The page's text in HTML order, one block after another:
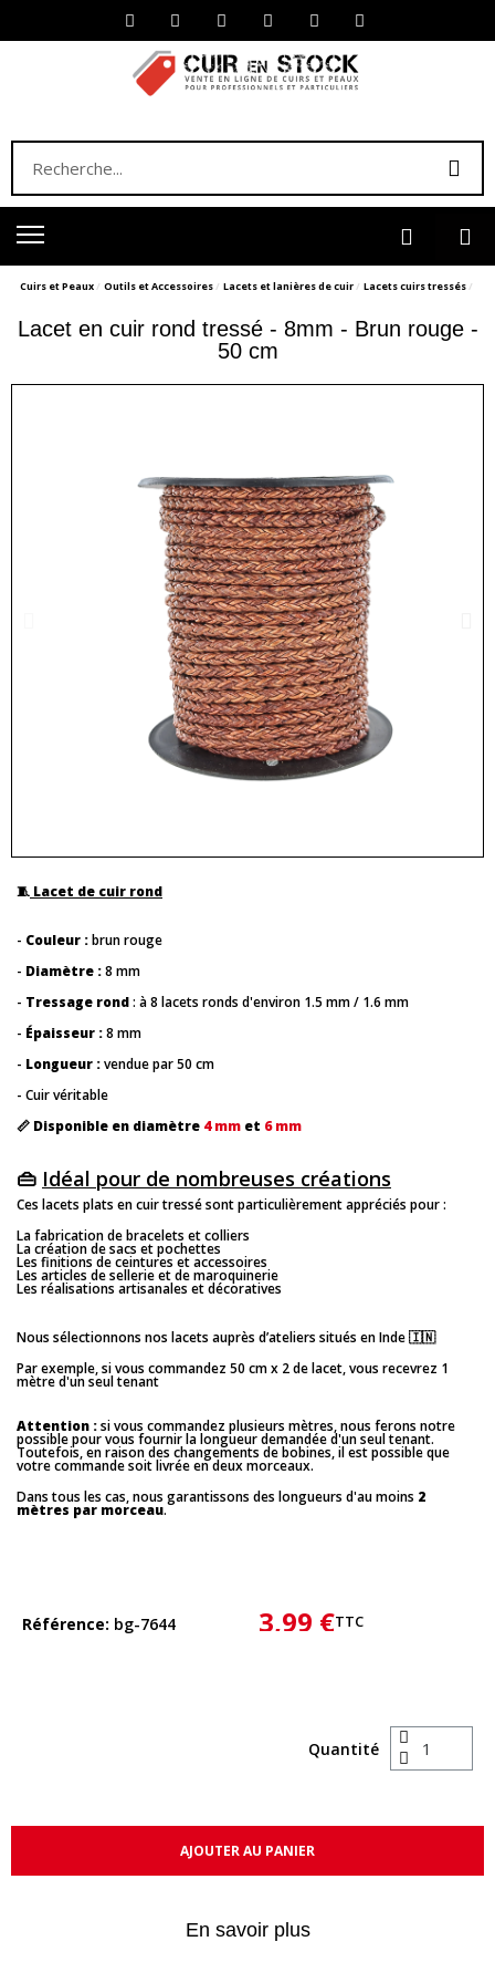
Cuirs et Peaux Outils et Accessoires Lacets et lanières de cuir Lacets cuirs tressés
Lacet en cuir rond tressé - 8mm - Brun rouge -
50 cm
🧵 Lacet de cuir rond
- Couleur :brun rouge
- Diamètre :8 mm
- Tressage rond: à 8 lacets ronds d'environ 1.5 mm / 1.6 mm
- Épaisseur :8 mm
- Longueur :vendue par 50 cm
- Cuir véritable
📏 Disponible en diamètre 4 mm et 6 mm
👜 Idéal pour de nombreuses créations
Ces lacets plats en cuir tressé sont particulièrement appréciés pour :
La fabrication de bracelets et colliers
La création de sacs et pochettes
Les finitions de ceintures et accessoires
Les articles de sellerie et de maroquinerie
Les réalisations artisanales et décoratives
Nous sélectionnons nos lacets auprès d’ateliers situés en Inde 🇮🇳
Par exemple, si vous commandez 50 cm x 2 de lacet, vous recevrez 1
mètre d'un seul tenant
Attention :si vous commandez plusieurs mètres, nous ferons notre
possible pour vous fournir la longueur demandée d'un seul tenant.
Toutefois, en raison des changements de bobines, il est possible que
votre commande soit livrée en deux morceaux.
Dans tous les cas, nous garantissons des longueurs d'au moins 2
mètres par morceau.
Référence bg-7644 3,99 €TTC
Quantité
AJOUTER AU PANIER
En savoir plus